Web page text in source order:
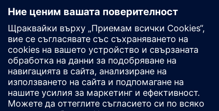
Разгледайте ресурси и
свързани продукти
Предпоставки